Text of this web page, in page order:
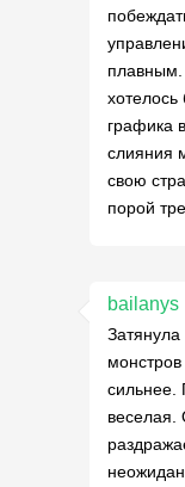
плавным.
хотелось
графика
слияния
свою
порой
bailanys
монстров
сильнее.
веселая.